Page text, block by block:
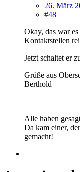
26. März
#48
Okay, das war
Kontaktstellen
Jetzt schaltet er
Grüße aus
Berthold
Alle haben
Da kam einer,
gemacht!